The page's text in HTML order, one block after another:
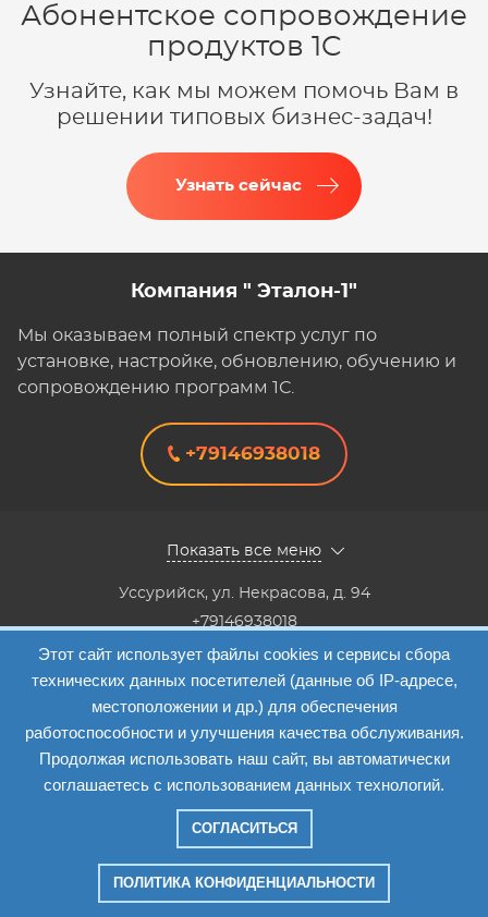
Этот сайт использует файлы cookies и сервисы сбора
технических данных посетителей (данные об IP-адресе,
местоположении и др.) для обеспечения
работоспособности и улучшения качества обслуживания.
Продолжая использовать наш сайт, вы автоматически
соглашаетесь с использованием данных технологий.
СОГЛАСИТЬСЯ
ПОЛИТИКА КОНФИДЕНЦИАЛЬНОСТИ
Абонентское сопровождение
продуктов 1C
Узнайте, как мы можем помочь Вам в
решении типовых бизнес-задач!
Узнать сейчас
Компания " Эталон-1"
Мы оказываем полный спектр услуг по
установке, настройке, обновлению, обучению и
сопровождению программ 1С.
+79146938018
Показать все меню
Уссурийск, ул. Некрасова, д. 94
+79146938018
8(4234) 333-147, 8(4234) 333-818,8(4234) 38-40-20,8(4234)